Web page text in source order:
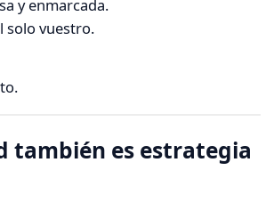
y enmarcada.
solo vuestro.
también es estrategia